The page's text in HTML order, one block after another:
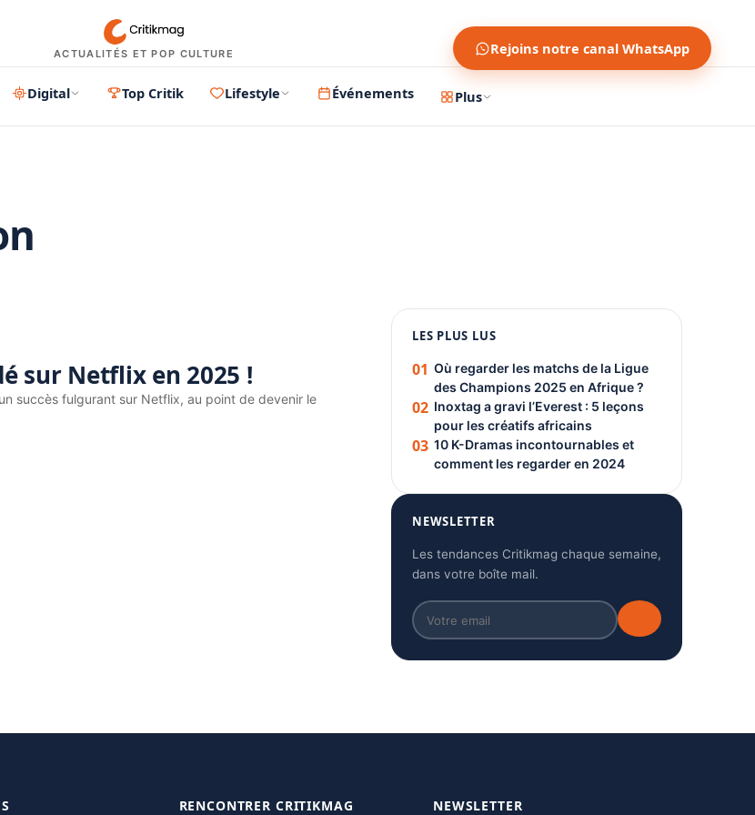
ACTUALITÉS ET POP CULTURE Rejoins notre canal WhatsApp
Digital Top Critik Lifestyle Événements Plus
sur Netflix en 2025 !
succès fulgurant sur Netflix, au point de devenir le
PUBLICITÉ
LES PLUS LUS
01 Où regarder les matchs de la Ligue
des Champions 2025 en Afrique ?
02 Inoxtag a gravi l’Everest : 5 leçons
pour les créatifs africains
03 10 K-Dramas incontournables et
comment les regarder en 2024
NEWSLETTER
Les tendances Critikmag chaque semaine,
dans votre boîte mail.
RENCONTRER CRITIKMAG NEWSLETTER